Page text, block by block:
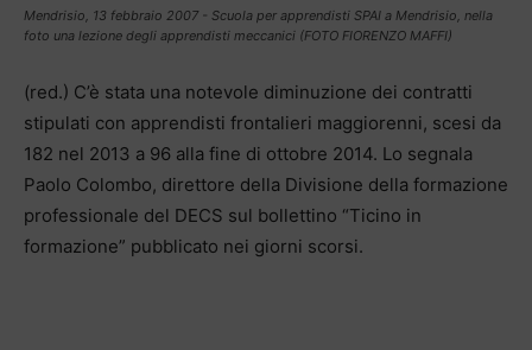
Mendrisio, 13 febbraio 2007 - Scuola per apprendisti SPAI a Mendrisio, nella
foto una lezione degli apprendisti meccanici (FOTO FIORENZO MAFFI)
(red.) C’è stata una notevole diminuzione dei contratti
stipulati con apprendisti frontalieri maggiorenni, scesi da
182 nel 2013 a 96 alla fine di ottobre 2014. Lo segnala
Paolo Colombo, direttore della Divisione della formazione
professionale del DECS sul bollettino “Ticino in
formazione” pubblicato nei giorni scorsi.